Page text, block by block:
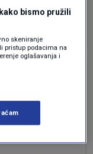
Hrvat?
što veći
bismo pružili
skeniranje
pristup podacima na
oglašavanja i